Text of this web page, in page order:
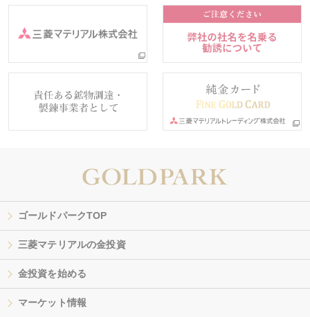
ゴールドパークTOP
三菱マテリアルの金投資
金投資を始める
マーケット情報